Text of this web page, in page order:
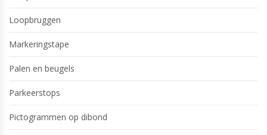
Loopbruggen
Markeringstape
Palen en beugels
Parkeerstops
Pictogrammen op dibond